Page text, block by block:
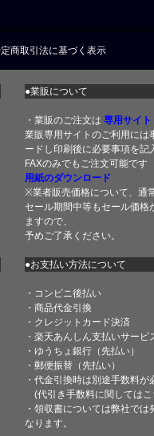
商取引法に基づく表示
●業販について
・業販のご注文は 専用サイト
業販専用サイトのご利用には
ードし印刷後に必要事項を記
FAXのみでもご注文可能です
用紙のダウンロード
※業者販売価格について、通
セール期間中等もセール価格
ますので、
予めご了承ください。
●お支払い方法について
・コンビニ後払い
・商品代金引換
・クレジットカード決済
・楽天あんしん支払いサービ
・ゆうちょ銀行（先払い）
・郵便振替（先払い）
・代金引換時は別途手数料が
(代引き手数料に関しては
・領収書については弊社で
なります。